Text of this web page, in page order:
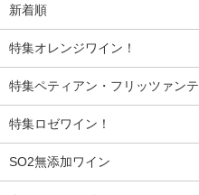
新着順
特集オレンジワイン！
特集ペティアン・フリッツァンテ
特集ロゼワイン！
SO2無添加ワイン